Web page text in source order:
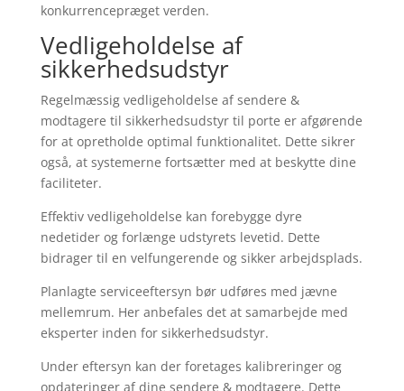
konkurrencepræget verden.
Vedligeholdelse af
sikkerhedsudstyr
Regelmæssig vedligeholdelse af sendere &
modtagere til sikkerhedsudstyr til porte er afgørende
for at opretholde optimal funktionalitet. Dette sikrer
også, at systemerne fortsætter med at beskytte dine
faciliteter.
Effektiv vedligeholdelse kan forebygge dyre
nedetider og forlænge udstyrets levetid. Dette
bidrager til en velfungerende og sikker arbejdsplads.
Planlagte serviceeftersyn bør udføres med jævne
mellemrum. Her anbefales det at samarbejde med
eksperter inden for sikkerhedsudstyr.
Under eftersyn kan der foretages kalibreringer og
opdateringer af dine sendere & modtagere. Dette